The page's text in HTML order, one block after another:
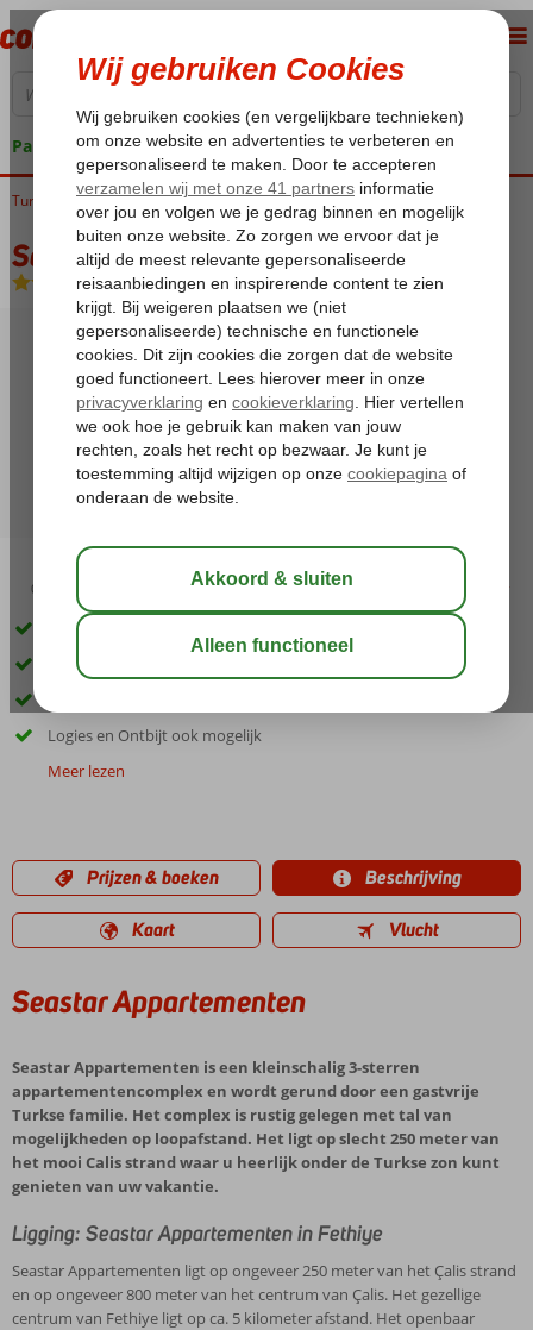
Pakketgarantie
Home
Turkije Egeische kust Fethiye Calis Seastar Appartementen
Seastar Appartementen
Logies-Aparthotel
03:30 aug 33°C
Kleinschalig appartementencomplex
Wordt gerund door een gastvrije Turkse familie
Logies en Ontbijt ook mogelijk
Meer lezen
Prijzen & boeken Beschrijving
Kaart Vlucht
Seastar Appartementen
Seastar Appartementen is een kleinschalig 3-sterren
appartementencomplex en wordt gerund door een gastvrije
Turkse familie. Het complex is rustig gelegen met tal van
mogelijkheden op loopafstand. Het ligt op slecht 250 meter van
het mooi Calis strand waar u heerlijk onder de Turkse zon kunt
genieten van uw vakantie.
Ligging: Seastar Appartementen in Fethiye
Seastar Appartementen ligt op ongeveer 250 meter van het Çalis strand
en op ongeveer 800 meter van het centrum van Çalis. Het gezellige
centrum van Fethiye ligt op ca. 5 kilometer afstand. Het openbaar